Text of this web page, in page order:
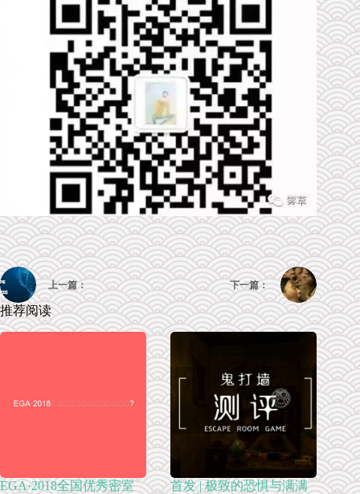
上一篇： 下一篇：
推荐阅读
EGA·2018全国优秀密室
首发 | 极致的恐惧与满满